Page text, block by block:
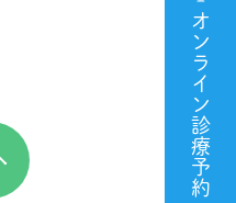
オンライン診療予約